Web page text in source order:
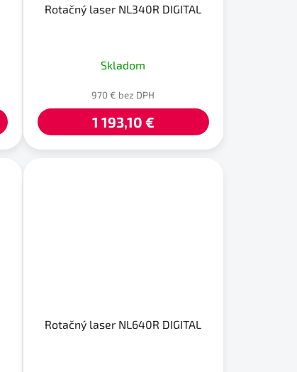
v
Rotačný laser NL340R DIGITAL
Skladom
970 € bez DPH
1 193,10 €
Rotačný laser NL640R DIGITAL